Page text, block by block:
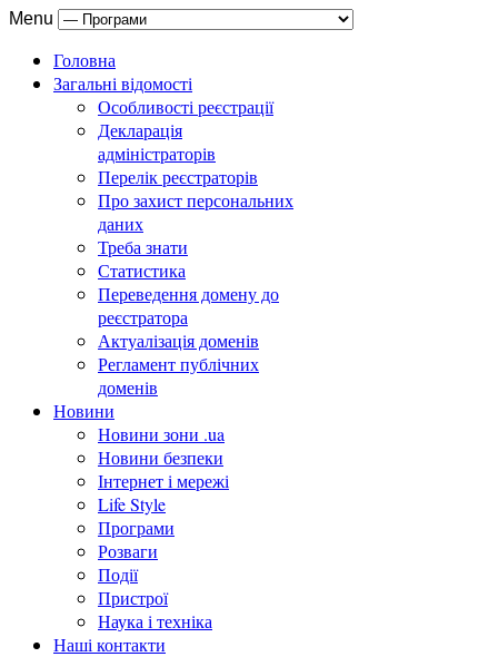
Menu
Головна
Загальні відомості
Особливості реєстрації
Декларація
адміністраторів
Перелік реєстраторів
Про захист персональних
даних
Треба знати
Статистика
Переведення домену до
реєстратора
Актуалізація доменів
Регламент публічних
доменів
Новини
Новини зони .ua
Новини безпеки
Інтернет і мережі
Life Style
Програми
Розваги
Події
Пристрої
Наука і техніка
Наші контакти